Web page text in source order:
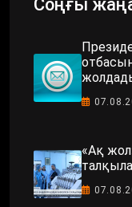
Соңғы
«Ақ